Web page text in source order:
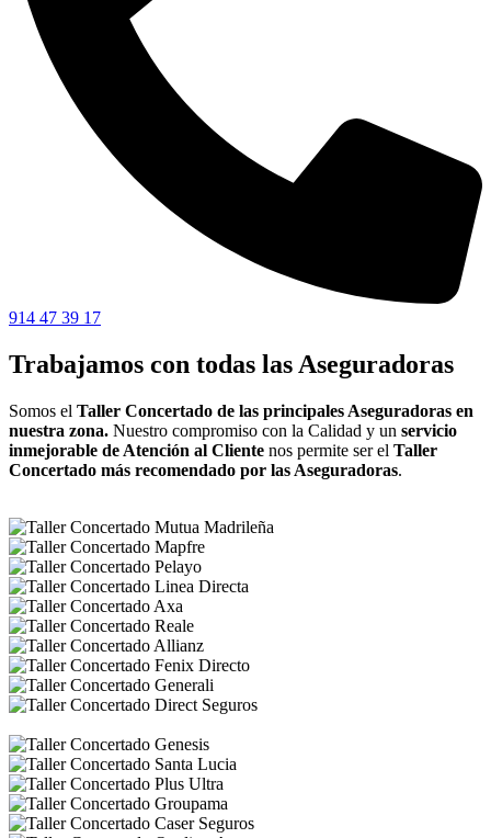
914 47 39 17
Trabajamos con todas las Aseguradoras
Somos el Taller Concertado de las principales Aseguradoras en
nuestra zona. Nuestro compromiso con la Calidad y un servicio
inmejorable de Atención al Cliente nos permite ser el Taller
Concertado más recomendado por las Aseguradoras.